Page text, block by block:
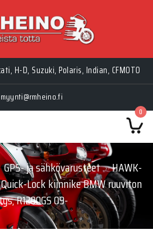
H-D, Suzuki, Polaris, Indian, CFMOTO
myynti@rmheino.fi
0
GPS- ja sähkövarusteet › HAWK-
Lock kiinnike BMW ruuviton
R1200GS 09-